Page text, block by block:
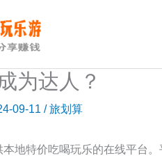
为达人？
09-11 /旅划算
地特价吃喝玩乐的在线平台